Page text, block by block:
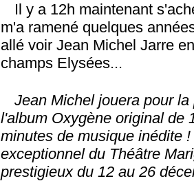
Il y a 12h maintenant
m'a ramené quelques
allé voir Jean Michel Jarre
champs Elysées...
Jean Michel jouera pour
l'album Oxygène original de
minutes de musique inédite
exceptionnel du Théâtre
prestigieux du 12 au 26